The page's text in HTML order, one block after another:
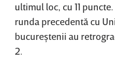
ultimul loc, cu 11
runda precedentă cu
bucureştenii au
2.